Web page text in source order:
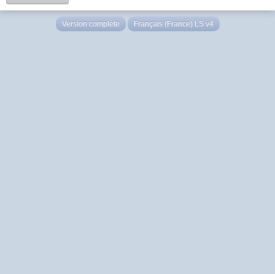
Version complète Français (France) LS v4